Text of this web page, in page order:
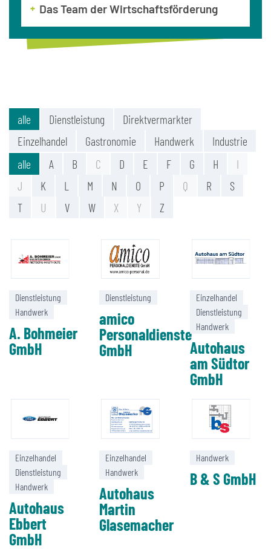
Das Team der Wirtschaftsförderung
alle Dienstleistung
Direktvermarkter
Einzelhandel
Gastronomie Handwerk
Industrie
alle
A B C D E F G H
I
J
K L M N O P Q R
S
T
U V W X Y Z
Dienstleistung
Handwerk
A. Bohmeier
GmbH
Dienstleistung
amico
Personaldienste
GmbH
Einzelhandel
Dienstleistung
Handwerk
Autohaus
am Südtor
GmbH
Einzelhandel
Dienstleistung
Handwerk
Autohaus
Ebbert
GmbH
Einzelhandel
Handwerk
Autohaus
Martin
Glasemacher
Handwerk
B & S GmbH